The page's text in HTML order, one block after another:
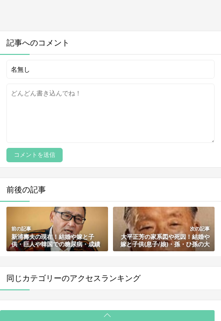
記事へのコメント
前後の記事
前の記事
新浦壽夫の現在！結婚や嫁と子
供・巨人や韓国での糖尿病・成績
と年俸や球速まとめ
次の記事
大平正芳の家系図や死因！結婚や
嫁と子供(息子/娘)・孫・ひ孫の大
平ひかるなど総まとめ
同じカテゴリーのアクセスランキング